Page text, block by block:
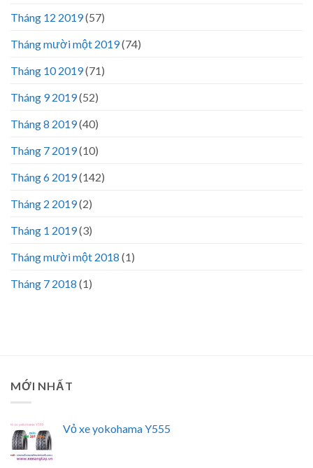
Tháng 12 2019(57)
Tháng mười một 2019(74)
Tháng 10 2019(71)
Tháng 9 2019(52)
Tháng 8 2019(40)
Tháng 7 2019(10)
Tháng 6 2019(142)
Tháng 2 2019(2)
Tháng 1 2019(3)
Tháng mười một 2018 (1)
Tháng 7 2018 (1)
MỚI NHẤT
Vỏ xe yokohama Y555